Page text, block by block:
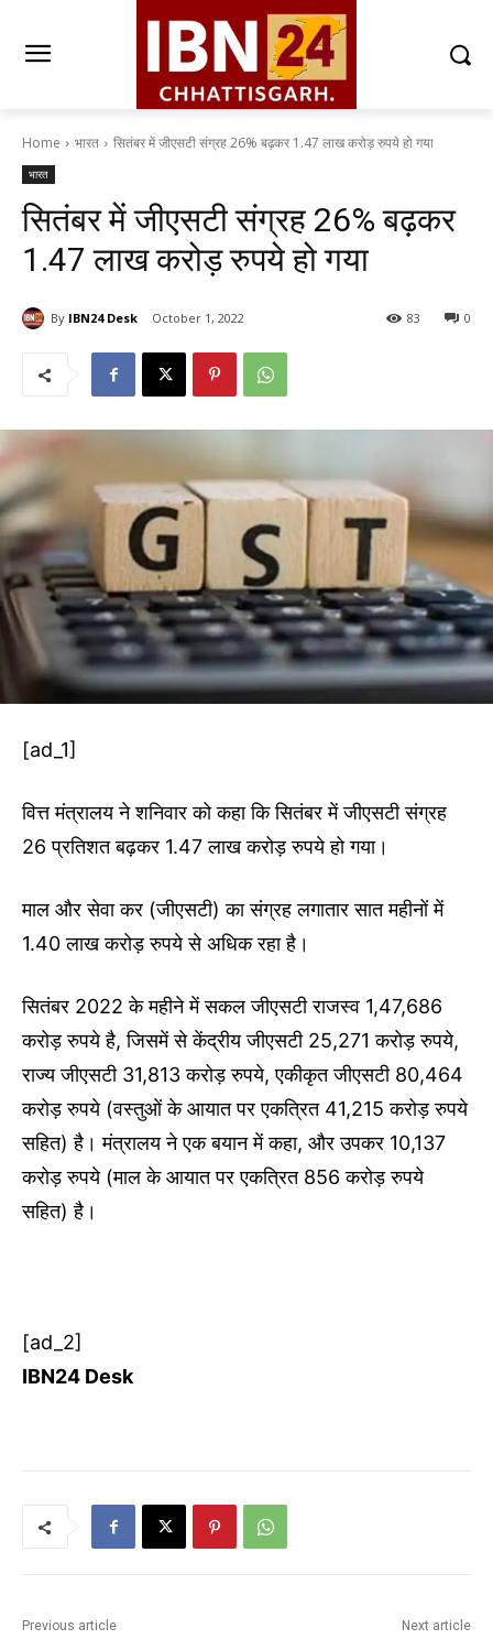
Home भारत सितंबर में जीएसटी संग्रह 26% बढ़कर 1.47 लाख करोड़ रुपये हो गया
भारत
सितंबर में जीएसटी संग्रह 26% बढ़कर
1.47 लाख करोड़ रुपये हो गया
By IBN24 Desk October 1, 2022 0
83
[ad_1]
वित्त मंत्रालय ने शनिवार को कहा कि सितंबर में जीएसटी संग्रह
26 प्रतिशत बढ़कर 1.47 लाख करोड़ रुपये हो गया।
माल और सेवा कर (जीएसटी) का संग्रह लगातार सात महीनों में
1.40 लाख करोड़ रुपये से अधिक रहा है।
सितंबर 2022 के महीने में सकल जीएसटी राजस्व 1,47,686
करोड़ रुपये है, जिसमें से केंद्रीय जीएसटी 25,271 करोड़ रुपये,
राज्य जीएसटी 31,813 करोड़ रुपये, एकीकृत जीएसटी 80,464
करोड़ रुपये (वस्तुओं के आयात पर एकत्रित 41,215 करोड़ रुपये
सहित) है। मंत्रालय ने एक बयान में कहा, और उपकर 10,137
करोड़ रुपये (माल के आयात पर एकत्रित 856 करोड़ रुपये
सहित) है।
[ad_2]
IBN24 Desk
Previous article Next article